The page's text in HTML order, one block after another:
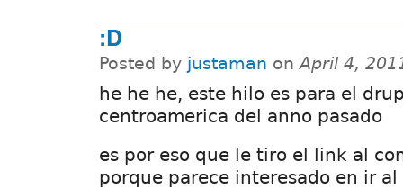
:D
Posted by justaman onApril 4,
he he he, este hilo es para el
centroamerica del anno pasado
es por eso que le tiro el link al
porque parece interesado en ir al